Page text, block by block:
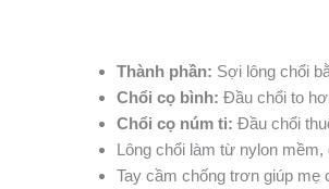
Thành phần: Sợi lông chổi
Chổi cọ bình: Đầu chổi to
Chổi cọ núm ti: Đầu chổi
Lông chổi làm từ nylon
Tay cầm chống trơn giúp